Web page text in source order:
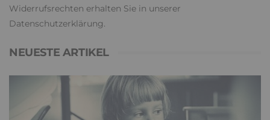
Widerrufsrechten erhalten Sie in unserer
Datenschutzerklärung.
NEUESTE ARTIKEL